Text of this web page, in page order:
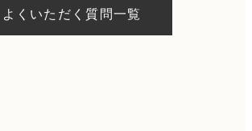
術もございます。当日の施術をご
は、ご予約の際にお気軽にご相談
よくいただく質問一覧